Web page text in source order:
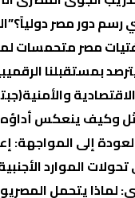
دور مصر دولياً؟”
مصر متحمسات
بمستقبلنا الرقمي
والأمنية
وكيف ينعكس
إلى المواجهة:
الموارد الأجنبية
لماذا یتحمل